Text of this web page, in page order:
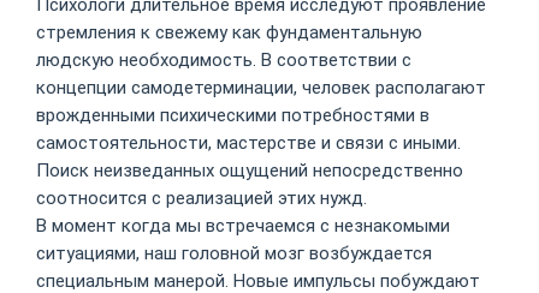
Психологи длительное время исследуют проявление
стремления к свежему как фундаментальную
людскую необходимость. В соответствии с
концепции самодетерминации, человек располагают
врожденными психическими потребностями в
самостоятельности, мастерстве и связи с иными.
Поиск неизведанных ощущений непосредственно
соотносится с реализацией этих нужд.
В момент когда мы встречаемся с незнакомыми
ситуациями, наш головной мозг возбуждается
специальным манерой. Новые импульсы побуждают